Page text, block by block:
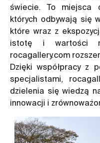
świecie. To miejsca
których odbywają się
które wraz z
istotę i wartości
rocagallery.com
Dzięki współpracy z
specjalistami,
dzielenia się wiedzą
innowacji i